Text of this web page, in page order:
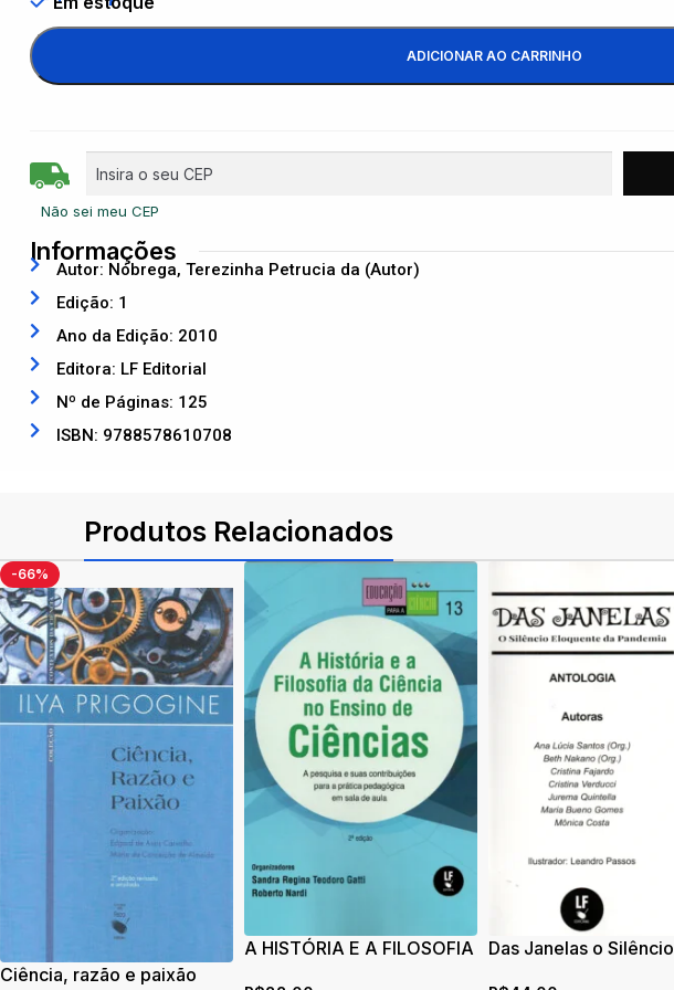
ADICIONAR AO CARRINHO
Não sei meu CEP
Informações
Autor: Nóbrega, Terezinha Petrucia da (Autor)
Edição: 1
Ano da Edição: 2010
Editora: LF Editorial
Nº de Páginas: 125
ISBN: 9788578610708
Produtos Relacionados
-66%
Ciência, razão e paixão
A HISTÓRIA E A FILOSOFIA
Das Janelas o Silêncio